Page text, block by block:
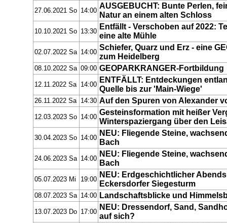
27.06.2021 So 14:00
AUSGEBUCHT: Bunte Perlen,
Natur an einem alten Schloss
10.10.2021 So 13:30
Entfällt - Verschoben auf 2022:
eine alte Mühle
02.07.2022 Sa 14:00
Schiefer, Quarz und Erz - eine
zum Heidelberg
08.10.2022 Sa 09:00 GEOPARKRANGER-Fortbildung
12.11.2022 Sa 14:00
ENTFÄLLT: Entdeckungen
Quelle bis zur 'Main-Wiege'
26.11.2022 Sa 14:30 Auf den Spuren von Alexander
12.03.2023 So 14:00
Gesteinsformation mit heißer
Winterspaziergang über den
30.04.2023 So 14:00
NEU: Fliegende Steine,
Bach
24.06.2023 Sa 14:00
NEU: Fliegende Steine,
Bach
05.07.2023 Mi 19:00
NEU: Erdgeschichtlicher
Eckersdorfer Siegesturm
08.07.2023 Sa 14:00 Landschaftsblicke und
13.07.2023 Do 17:00
NEU: Dressendorf, Sand,
auf sich?